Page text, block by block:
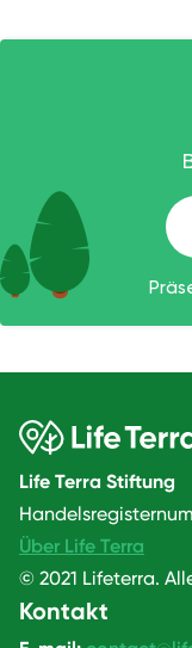
Life Terra Stiftung
Über Life Terra
© 2021 Lifeterra.
Kontakt